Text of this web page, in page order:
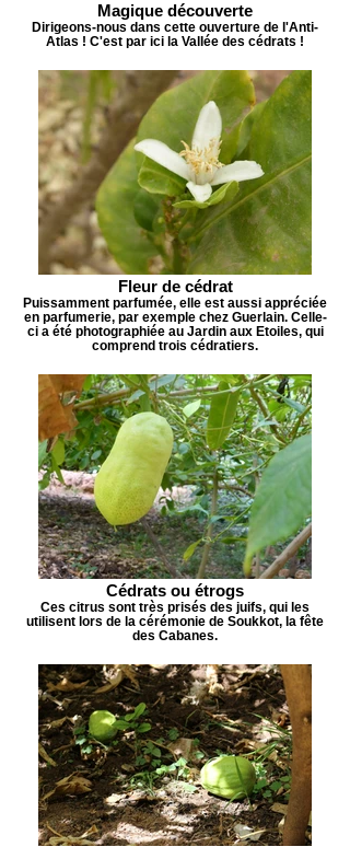
Magique découverte
Dirigeons-nous dans cette ouverture de l'Anti-
Atlas ! C'est par ici la Vallée des cédrats !
Fleur de cédrat
Puissamment parfumée, elle est aussi appréciée
en parfumerie, par exemple chez Guerlain. Celle-
ci a été photographiée au Jardin aux Etoiles, qui
comprend trois cédratiers.
Cédrats ou étrogs
Ces citrus sont très prisés des juifs, qui les
utilisent lors de la cérémonie de Soukkot, la fête
des Cabanes.